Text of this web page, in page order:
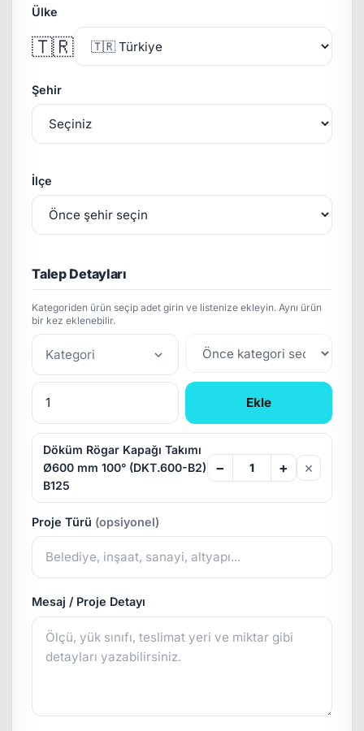
Ülke
🇹🇷
Şehir
İlçe
Talep Detayları
Kategoriden ürün seçip adet girin ve listenize ekleyin. Aynı ürün
bir kez eklenebilir.
Kategori
Ekle
Döküm Rögar Kapağı Takımı
Ø600 mm 100° (DKT.600-B2)
B125
− + ×
Proje Türü (opsiyonel)
Mesaj / Proje Detayı